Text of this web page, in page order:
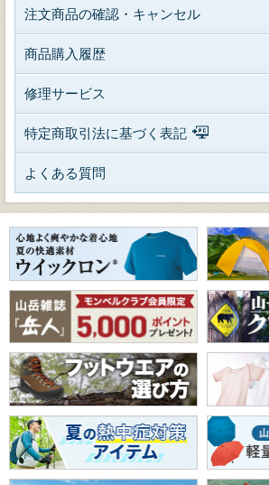
注文商品の確認・キャンセル
商品購入履歴
修理サービス
特定商取引法に基づく表記
よくある質問